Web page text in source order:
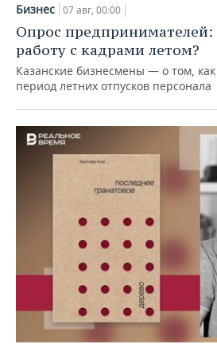
Бизнес 07 авг, 00:00
Опрос предпринимателей:
работу с кадрами летом?
Казанские бизнесмены — о том,
период летних отпусков персонала